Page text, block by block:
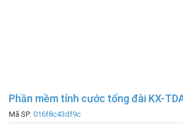
Phần mềm tính cước tổng đài KX-
Mã SP: 016f8c43df9c